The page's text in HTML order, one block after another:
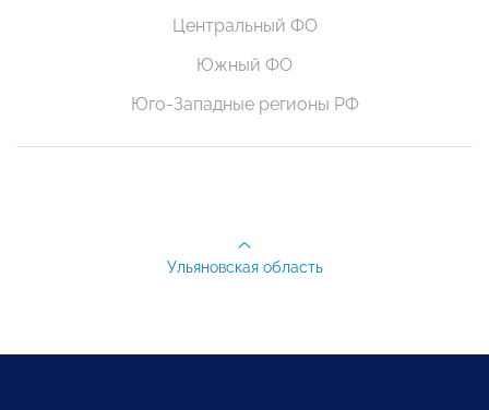
Центральный ФО
Южный ФО
Юго-Западные регионы РФ
Ульяновская область